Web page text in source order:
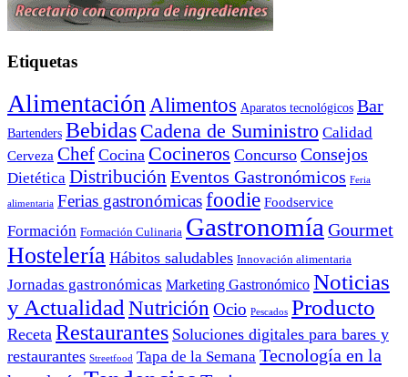
Etiquetas
Alimentación Alimentos Aparatos tecnológicos Bar
Bartenders Bebidas Cadena de Suministro Calidad
Cerveza Chef Cocina Cocineros Concurso Consejos
Dietética Distribución Eventos Gastronómicos Feria
alimentaria Ferias gastronómicasfoodie Foodservice
Formación Formación Culinaria Gastronomía Gourmet
Hostelería Hábitos saludables Innovación alimentaria
Jornadas gastronómicas Marketing Gastronómico Noticias
y Actualidad Nutrición Ocio Pescados Producto
Receta Restaurantes Soluciones digitales para bares y
restaurantes Streetfood Tapa de la Semana Tecnología en la